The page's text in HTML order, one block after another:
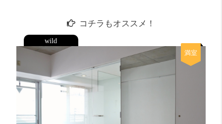
コチラもオススメ！
wild
満室